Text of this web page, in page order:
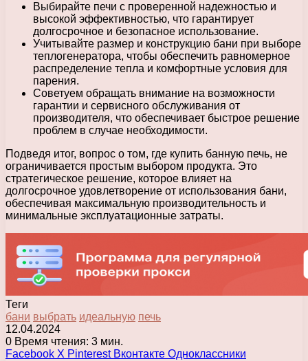
Выбирайте печи с проверенной надежностью и
высокой эффективностью, что гарантирует
долгосрочное и безопасное использование.
Учитывайте размер и конструкцию бани при выборе
теплогенератора, чтобы обеспечить равномерное
распределение тепла и комфортные условия для
парения.
Советуем обращать внимание на возможности
гарантии и сервисного обслуживания от
производителя, что обеспечивает быстрое решение
проблем в случае необходимости.
Подведя итог, вопрос о том, где купить банную печь, не
ограничивается простым выбором продукта. Это
стратегическое решение, которое влияет на
долгосрочное удовлетворение от использования бани,
обеспечивая максимальную производительность и
минимальные эксплуатационные затраты.
Теги
бани выбрать идеальную печь
12.04.2024
0 Время чтения: 3 мин.
Facebook X Pinterest Вконтакте Одноклассники